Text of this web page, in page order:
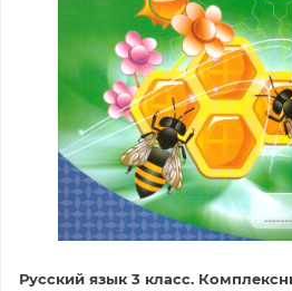
Русский язык 3 класс.